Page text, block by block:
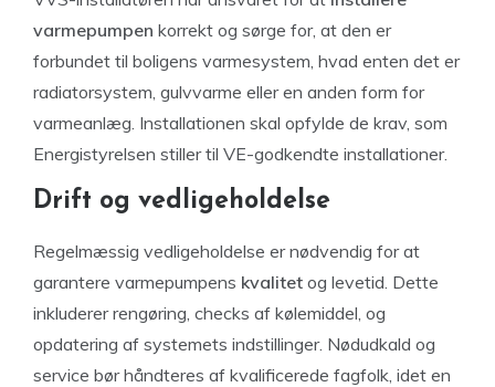
varmepumpen korrekt og sørge for, at den er
forbundet til boligens varmesystem, hvad enten det er
radiatorsystem, gulvvarme eller en anden form for
varmeanlæg. Installationen skal opfylde de krav, som
Energistyrelsen stiller til VE-godkendte installationer.
Drift og vedligeholdelse
Regelmæssig vedligeholdelse er nødvendig for at
garantere varmepumpens kvalitet og levetid. Dette
inkluderer rengøring, checks af kølemiddel, og
opdatering af systemets indstillinger. Nødudkald og
service bør håndteres af kvalificerede fagfolk, idet en